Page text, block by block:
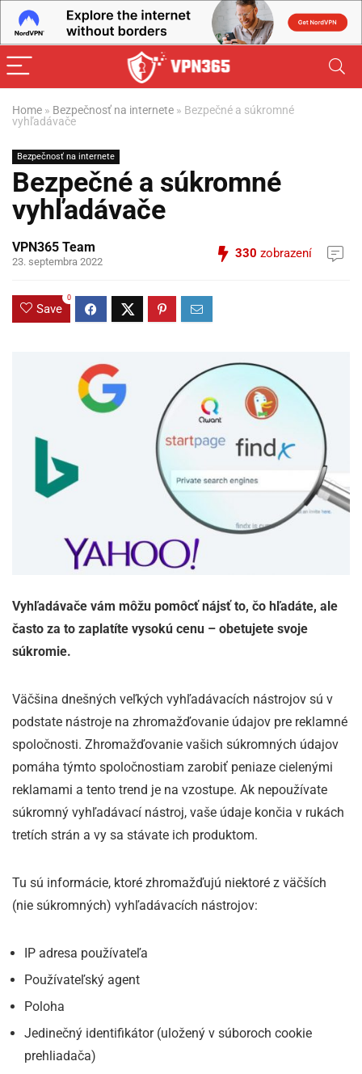
Home » Bezpečnosť na internete » Bezpečné a súkromné
vyhľadávače
Bezpečnosť na internete
Bezpečné a súkromné
vyhľadávače
VPN365 Team
23. septembra 2022
330 zobrazení
Save
0
Vyhľadávače vám môžu pomôcť nájsť to, čo hľadáte, ale
často za to zaplatíte vysokú cenu – obetujete svoje
súkromie.
Väčšina dnešných veľkých vyhľadávacích nástrojov sú v
podstate nástroje na zhromažďovanie údajov pre reklamné
spoločnosti. Zhromažďovanie vašich súkromných údajov
pomáha týmto spoločnostiam zarobiť peniaze cielenými
reklamami a tento trend je na vzostupe. Ak nepoužívate
súkromný vyhľadávací nástroj, vaše údaje končia v rukách
tretích strán a vy sa stávate ich produktom.
Tu sú informácie, ktoré zhromažďujú niektoré z väčších
(nie súkromných) vyhľadávacích nástrojov:
IP adresa používateľa
Používateľský agent
Poloha
Jedinečný identifikátor (uložený v súboroch cookie
prehliadača)